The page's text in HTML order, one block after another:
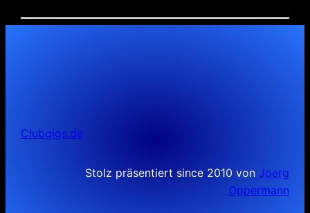
Clubgigs.de
Stolz präsentiert since 2010 von Joerg
Oppermann